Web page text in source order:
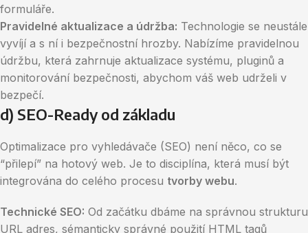
formuláře.
Pravidelné aktualizace a údržba: Technologie se neustále
vyvíjí a s ní i bezpečnostní hrozby. Nabízíme pravidelnou
údržbu, která zahrnuje aktualizace systému, pluginů a
monitorování bezpečnosti, abychom váš web udrželi v
bezpečí.
d) SEO-Ready od základu
Optimalizace pro vyhledávače (SEO) není něco, co se
“přilepí” na hotový web. Je to disciplína, která musí být
integrována do celého procesu tvorby webu.
Technické SEO: Od začátku dbáme na správnou strukturu
URL adres, sémanticky správné použití HTML tagů